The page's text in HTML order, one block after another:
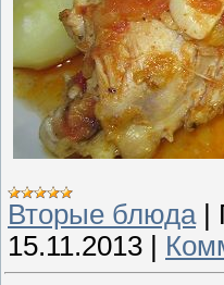
Вторые блюда|
15.11.2013